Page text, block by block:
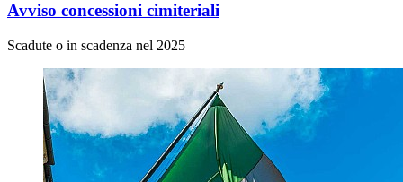
Avviso concessioni cimiteriali
Scadute o in scadenza nel 2025